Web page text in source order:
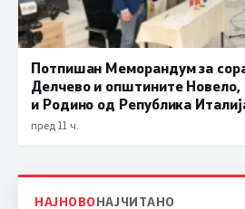
Потпишан Меморандум за
Делчево и општините
и Родино од Република
пред 11 ч.
НАЈНОВОНАЈЧИТАНО